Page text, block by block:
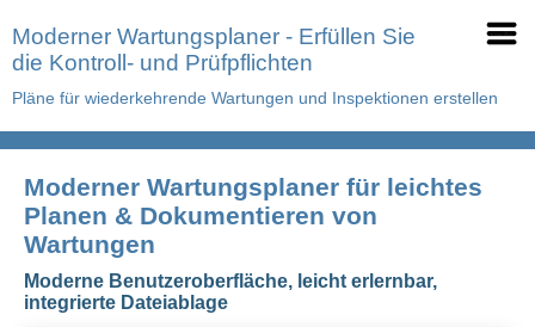
Moderner Wartungsplaner - Erfüllen Sie
die Kontroll- und Prüfpflichten
Pläne für wiederkehrende Wartungen und Inspektionen erstellen
Moderner Wartungsplaner für leichtes
Planen & Dokumentieren von
Wartungen
Moderne Benutzeroberfläche, leicht erlernbar,
integrierte Dateiablage